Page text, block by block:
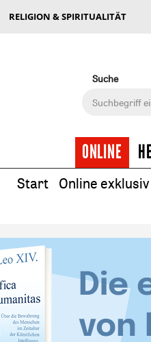
RELIGION & SPIRITUALITÄT
Suche
ONLINE
Start Online exklusiv